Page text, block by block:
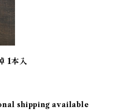
1本入
shipping available